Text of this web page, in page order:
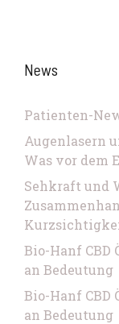
News
Patienten-
Augenlasern
Was vor dem
Sehkraft und
Bio-Hanf CBD
an Bedeutung
Bio-Hanf CBD
an Bedeutung